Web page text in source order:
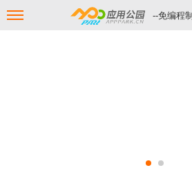
--免编程